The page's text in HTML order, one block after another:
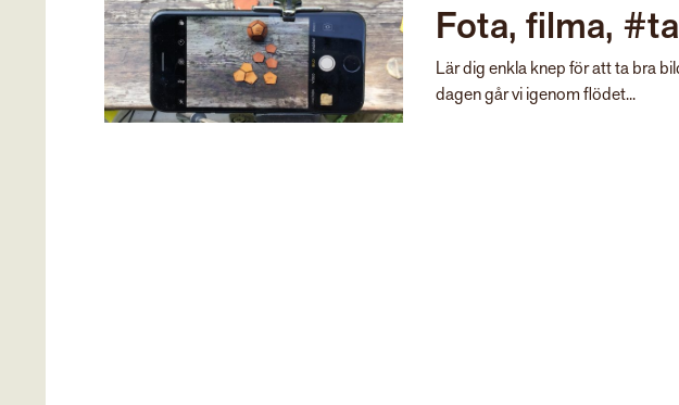
Fota, filma,
Lär dig enkla knep för att ta bra
dagen går vi igenom flödet...